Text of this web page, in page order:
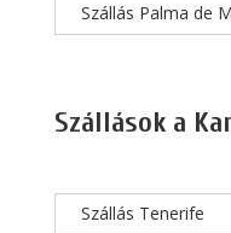
Szállás Palma de
Szállások a
Szállás Tenerife